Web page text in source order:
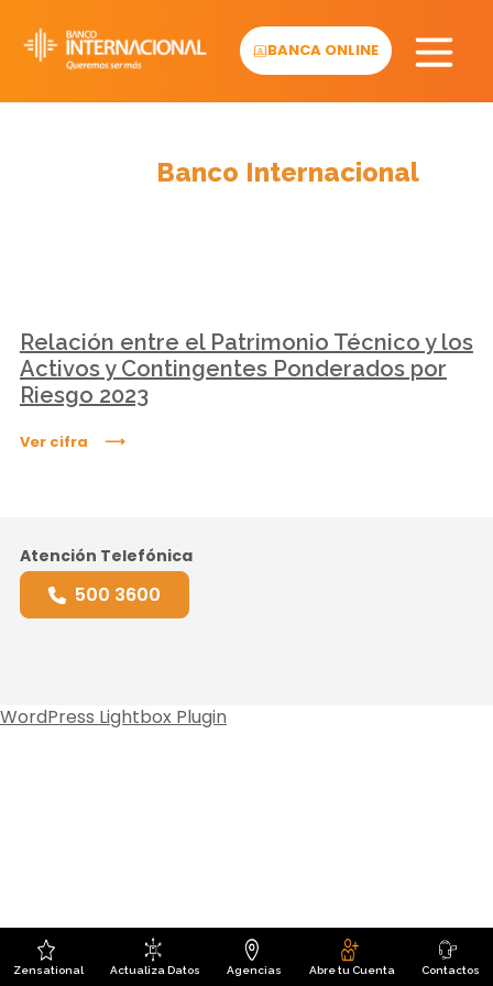
content
BANCA ONLINE
Banco Internacional
Relación entre el Patrimonio Técnico y los
Activos y Contingentes Ponderados por
Riesgo 2023
Ver cifra
Atención Telefónica
500 3600
Zensational Actualiza Datos Agencias Abre tu Cuenta Contactos
WordPress Lightbox Plugin